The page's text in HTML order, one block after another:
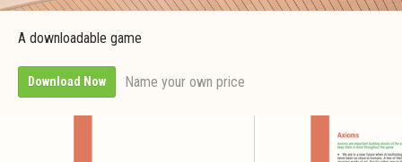
A downloadable game
Download Now Name your own price